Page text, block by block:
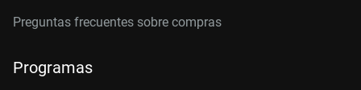
Preguntas frecuentes sobre compras
Programas